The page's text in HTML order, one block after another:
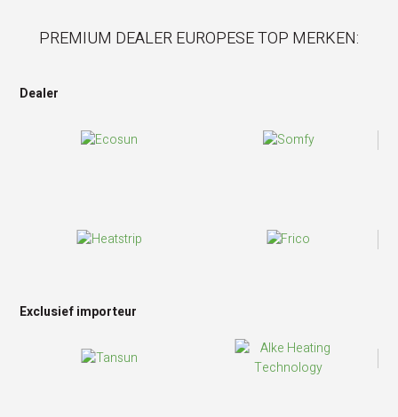
PREMIUM DEALER EUROPESE TOP MERKEN:
Dealer
Exclusief importeur